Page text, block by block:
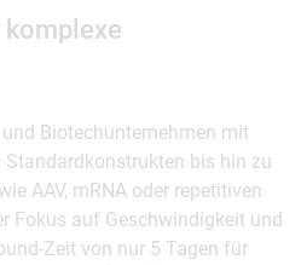
Biotechunternehmen mit
Standardkonstrukten bis hin zu
AAV, mRNA oder repetitiven
Fokus auf Geschwindigkeit und
Zeit von nur 5 Tagen für